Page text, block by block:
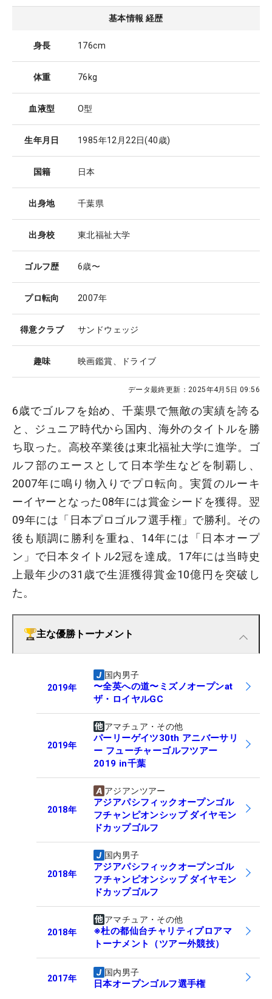
基本情報 経歴
身長 176cm
体重 76kg
血液型 O型
生年月日 1985年12月22日(40歳)
国籍 日本
出身地 千葉県
出身校 東北福祉大学
ゴルフ歴 6歳〜
プロ転向 2007年
得意クラブ サンドウェッジ
趣味 映画鑑賞、ドライブ
データ最終更新： 2025年4月5日 09:56
6歳でゴルフを始め、千葉県で無敵の実績を誇る
と、ジュニア時代から国内、海外のタイトルを勝
ち取った。高校卒業後は東北福祉大学に進学。ゴ
ルフ部のエースとして日本学生などを制覇し、
2007年に鳴り物入りでプロ転向。実質のルーキ
ーイヤーとなった08年には賞金シードを獲得。翌
09年には「日本プロゴルフ選手権」で勝利。その
後も順調に勝利を重ね、14年には「日本オープ
ン」で日本タイトル2冠を達成。17年には当時史
上最年少の31歳で生涯獲得賞金10億円を突破し
た。
主な優勝トーナメント
2019年
国内男子
〜全英への道〜ミズノオープンat
ザ・ロイヤルGC
2019年
アマチュア・その他
パーリーゲイツ30th アニバーサリ
ー フューチャーゴルフツアー
2019 in千葉
2018年
アジアンツアー
アジアパシフィックオープンゴル
フチャンピオンシップ ダイヤモン
ドカップゴルフ
2018年
国内男子
アジアパシフィックオープンゴル
フチャンピオンシップ ダイヤモン
ドカップゴルフ
2018年
アマチュア・その他
※杜の都仙台チャリティプロアマ
トーナメント（ツアー外競技）
2017年
国内男子
日本オープンゴルフ選手権